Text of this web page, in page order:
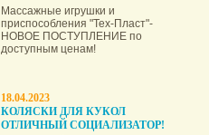
Массажные игрушки и
приспособления "Тех-Пласт"-
НОВОЕ ПОСТУПЛЕНИЕ по
доступным ценам!
18.04.2023
КОЛЯСКИ ДЛЯ КУКОЛ
ОТЛИЧНЫЙ СОЦИАЛИЗАТОР!